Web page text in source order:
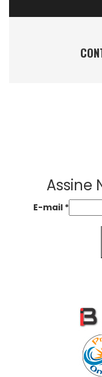
Assine
E-mail *